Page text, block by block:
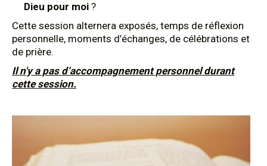
Dieu pour moi ?
Cette session alternera exposés, temps de réflexion
personnelle, moments d’échanges, de célébrations et
de prière.
Il n'y a pas d’accompagnement personnel durant
cette session.